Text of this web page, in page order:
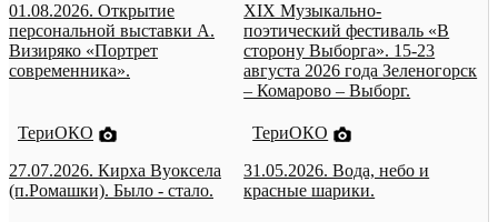
01.08.2026. Открытие
персональной выставки А.
Визиряко «Портрет
современника».
XIX Музыкально-
поэтический фестиваль «В
сторону Выборга». 15-23
августа 2026 года Зеленогорск
– Комарово – Выборг.
ТериОКО
27.07.2026. Кирха Вуоксела
(п.Ромашки). Было - стало.
ТериОКО
31.05.2026. Вода, небо и
красные шарики.